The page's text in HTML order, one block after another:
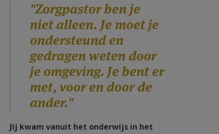
"Zorgpastor ben je
niet alleen. Je moet je
ondersteund en
gedragen weten door
je omgeving. Je bent er
met, voor en door de
ander."
Jij kwam vanuit het onderwijs in het